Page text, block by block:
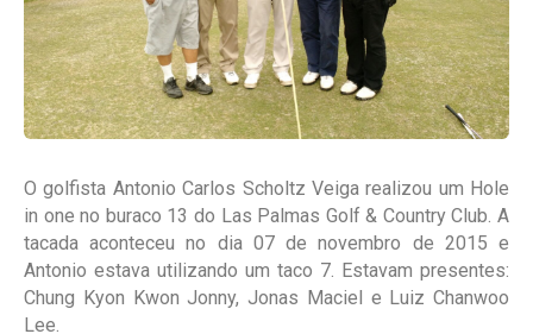
O golfista Antonio Carlos Scholtz Veiga realizou um Hole
in one no buraco 13 do Las Palmas Golf & Country Club. A
tacada aconteceu no dia 07 de novembro de 2015 e
Antonio estava utilizando um taco 7. Estavam presentes:
Chung Kyon Kwon Jonny, Jonas Maciel e Luiz Chanwoo
Lee.